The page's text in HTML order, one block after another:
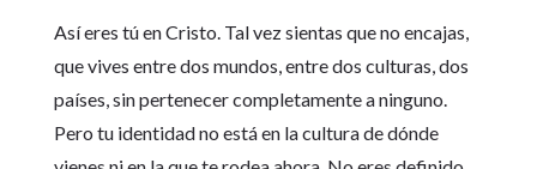
Así eres tú en Cristo. Tal vez sientas que no encajas,
que vives entre dos mundos, entre dos culturas, dos
países, sin pertenecer completamente a ninguno.
Pero tu identidad no está en la cultura de dónde